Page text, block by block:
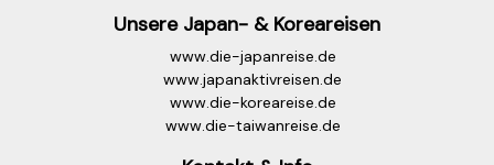
Unsere Japan- & Koreareisen
www.die-japanreise.de
www.japanaktivreisen.de
www.die-koreareise.de
www.die-taiwanreise.de